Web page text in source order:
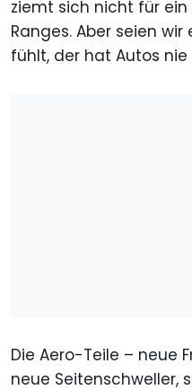
ziemt sich nicht für
Ranges. Aber seien
fühlt, der hat Autos
Die Aero-Teile – neue
neue Seitenschweller,